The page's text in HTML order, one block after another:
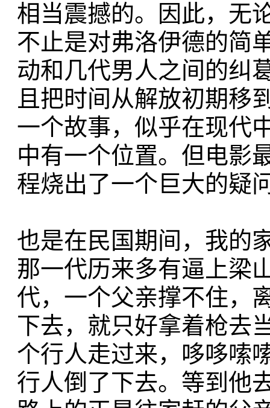
相当震撼的。因此，无
不止是对弗洛伊德的简
动和几代男人之间的纠
且把时间从解放初期移
一个故事，似乎在现代
中有一个位置。但电影
程烧出了一个巨大的疑
也是在民国期间，我的
那一代历来多有逼上梁
代，一个父亲撑不住，
下去，就只好拿着枪去
个行人走过来，哆哆嗦
行人倒了下去。等到他